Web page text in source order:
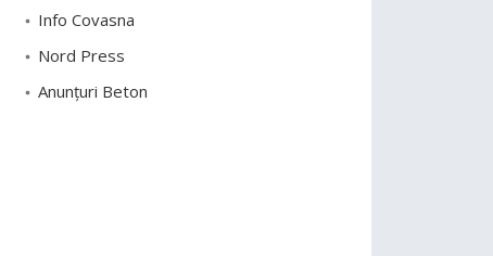
Info Covasna
Nord Press
Anunțuri Beton